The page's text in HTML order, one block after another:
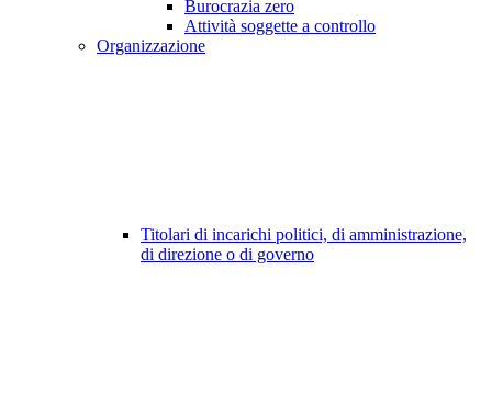
Burocrazia zero
Attività soggette a controllo
Organizzazione
Titolari di incarichi politici, di amministrazione,
di direzione o di governo